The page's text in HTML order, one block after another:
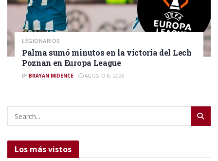
LEGIONARIOS
Palma sumó minutos en la victoria del Lech
Poznan en Europa League
BY BRAYAN MIDENCE AGOSTO 6, 2026
Los más vistos